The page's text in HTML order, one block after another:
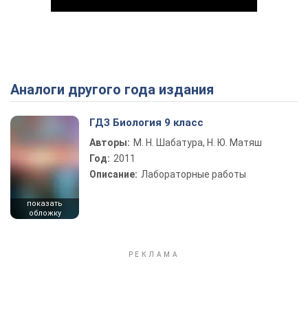
Play Video
Аналоги другого года издания
показать
обложку
ГДЗ Биология 9 класс
Авторы: М. Н. Шабатура, Н. Ю. Матяш
Год: 2011
Описание: Лабораторные работы